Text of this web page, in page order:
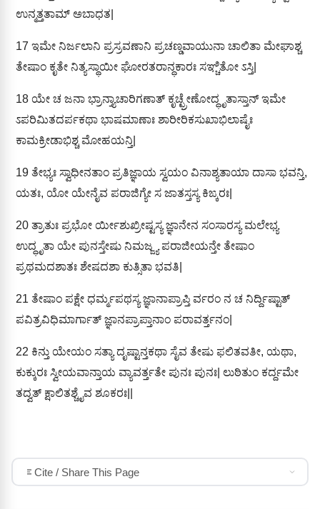
ಉನ್ಮತ್ತತಾಮ್ ಅಬಾಧತ|
17 ಇಮೇ ನಿರ್ಜಲಾನಿ ಪ್ರಸ್ರವಣಾನಿ ಪ್ರಚಣ್ಡವಾಯುನಾ ಚಾಲಿತಾ ಮೇಘಾಶ್ಚ
ತೇಷಾಂ ಕೃತೇ ನಿತ್ಯಸ್ಥಾಯೀ ಘೋರತರಾನ್ಧಕಾರಃ ಸಞ್ಚಿತೋ ಽಸ್ತಿ|
18 ಯೇ ಚ ಜನಾ ಭ್ರಾನ್ತ್ಯಾಚಾರಿಗಣಾತ್ ಕೃಚ್ಛ್ರೇಣೋದ್ಧೃತಾಸ್ತಾನ್ ಇಮೇ
ಽಪರಿಮಿತದರ್ಪಕಥಾ ಭಾಷಮಾಣಾಃ ಶಾರೀರಿಕಸುಖಾಭಿಲಾಷೈಃ
ಕಾಮಕ್ರೀಡಾಭಿಶ್ಚ ಮೋಹಯನ್ತಿ|
19 ತೇಭ್ಯಃ ಸ್ವಾಧೀನತಾಂ ಪ್ರತಿಜ್ಞಾಯ ಸ್ವಯಂ ವಿನಾಶ್ಯತಾಯಾ ದಾಸಾ ಭವನ್ತಿ,
ಯತಃ, ಯೋ ಯೇನೈವ ಪರಾಜಿಗ್ಯೇ ಸ ಜಾತಸ್ತಸ್ಯ ಕಿಙ್ಕರಃ|
20 ತ್ರಾತುಃ ಪ್ರಭೋ ರ್ಯೀಶುಖ್ರೀಷ್ಟಸ್ಯ ಜ್ಞಾನೇನ ಸಂಸಾರಸ್ಯ ಮಲೇಭ್ಯ
ಉದ್ಧೃತಾ ಯೇ ಪುನಸ್ತೇಷು ನಿಮಜ್ಜ್ಯ ಪರಾಜೀಯನ್ತೇ ತೇಷಾಂ
ಪ್ರಥಮದಶಾತಃ ಶೇಷದಶಾ ಕುತ್ಸಿತಾ ಭವತಿ|
21 ತೇಷಾಂ ಪಕ್ಷೇ ಧರ್ಮ್ಮಪಥಸ್ಯ ಜ್ಞಾನಾಪ್ರಾಪ್ತಿ ರ್ವರಂ ನ ಚ ನಿರ್ದ್ದಿಷ್ಟಾತ್
ಪವಿತ್ರವಿಧಿಮಾರ್ಗಾತ್ ಜ್ಞಾನಪ್ರಾಪ್ತಾನಾಂ ಪರಾವರ್ತ್ತನಂ|
22 ಕಿನ್ತು ಯೇಯಂ ಸತ್ಯಾ ದೃಷ್ಟಾನ್ತಕಥಾ ಸೈವ ತೇಷು ಫಲಿತವತೀ, ಯಥಾ,
ಕುಕ್ಕುರಃ ಸ್ವೀಯವಾನ್ತಾಯ ವ್ಯಾವರ್ತ್ತತೇ ಪುನಃ ಪುನಃ| ಲುಠಿತುಂ ಕರ್ದ್ದಮೇ
ತದ್ವತ್ ಕ್ಷಾಲಿತಶ್ಚೈವ ಶೂಕರಃ||
Cite / Share This Page